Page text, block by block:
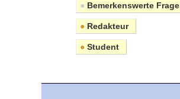
● Bemerkenswerte Frage
● Redakteur
● Student